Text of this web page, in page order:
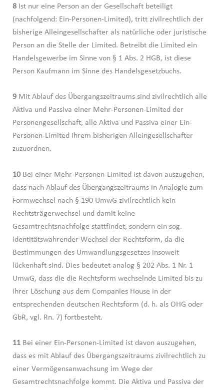
8Ist nur eine Person an der Gesellschaft beteiligt
(nachfolgend: Ein-Personen-Limited), tritt zivilrechtlich der
bisherige Alleingesellschafter als natürliche oder juristische
Person an die Stelle der Limited. Betreibt die Limited ein
Handelsgewerbe im Sinne von § 1 Abs. 2 HGB, ist diese
Person Kaufmann im Sinne des Handelsgesetzbuchs.
9Mit Ablauf des Übergangszeitraums sind zivilrechtlich alle
Aktiva und Passiva einer Mehr-Personen-Limited der
Personengesellschaft, alle Aktiva und Passiva einer Ein-
Personen-Limited ihrem bisherigen Alleingesellschafter
zuzuordnen.
10 Bei einer Mehr-Personen-Limited ist davon auszugehen,
dass nach Ablauf des Übergangszeitraums in Analogie zum
Formwechsel nach § 190 UmwG zivilrechtlich kein
Rechtsträgerwechsel und damit keine
Gesamtrechtsnachfolge stattfindet, sondern ein sog.
identitätswahrender Wechsel der Rechtsform, da die
Bestimmungen des Umwandlungsgesetzes insoweit
lückenhaft sind. Dies bedeutet analog § 202 Abs. 1 Nr. 1
UmwG, dass die die Rechtsform wechselnde Limited bis zu
ihrer Löschung aus dem Companies House in der
entsprechenden deutschen Rechtsform (d. h. als OHG oder
GbR, vgl. Rn. 7) fortbesteht.
11Bei einer Ein-Personen-Limited ist davon auszugehen,
dass es mit Ablauf des Übergangszeitraums zivilrechtlich zu
einer Vermögensanwachsung im Wege der
Gesamtrechtsnachfolge kommt. Die Aktiva und Passiva der